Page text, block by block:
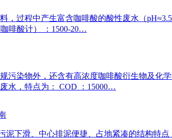
，过程中产生富含咖啡酸的酸性废水（
啡酸计） ：1500-20…
污染物外，还含有高浓度咖啡酸衍生物及
水，特点为： COD ：15000…
下滑、中心排泥便捷、占地紧凑的结构特